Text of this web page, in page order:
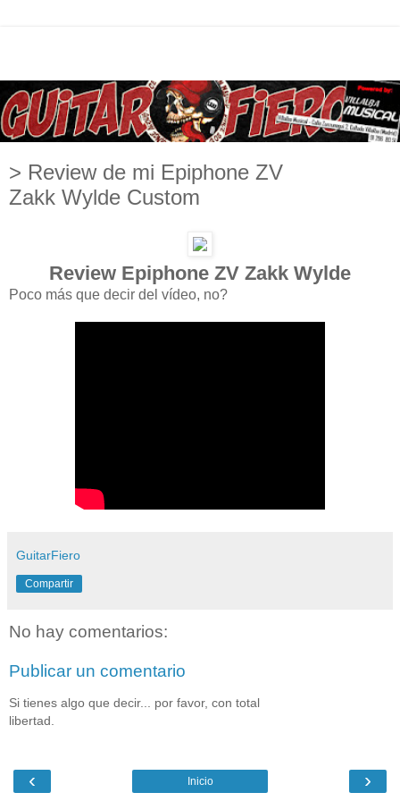
> Review de mi Epiphone ZV
Zakk Wylde Custom
Review Epiphone ZV Zakk Wylde
Poco más que decir del vídeo, no?
GuitarFiero
Compartir
No hay comentarios:
Publicar un comentario
Si tienes algo que decir... por favor, con total
libertad.
‹ ›
Inicio